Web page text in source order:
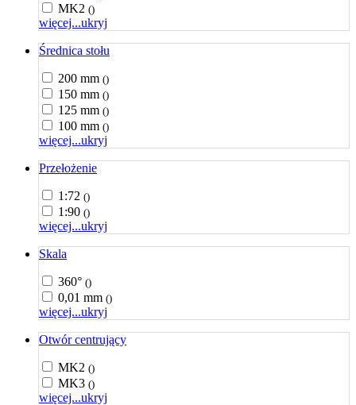
MK2 ()
więcej...ukryj
Średnica stołu
200 mm ()
150 mm ()
125 mm ()
100 mm ()
więcej...ukryj
Przełożenie
1:72 ()
1:90 ()
więcej...ukryj
Skala
360° ()
0,01 mm ()
więcej...ukryj
Otwór centrujący
MK2 ()
MK3 ()
więcej...ukryj